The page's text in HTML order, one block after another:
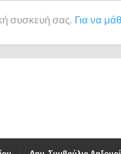
συσκευή σας. Για να